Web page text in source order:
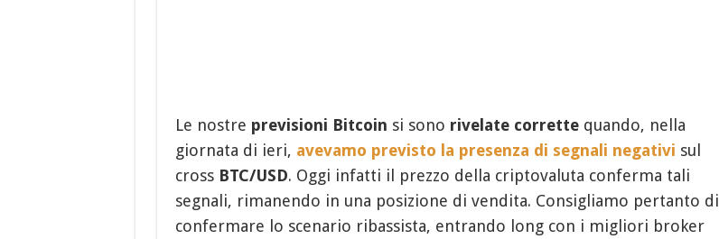
Le nostre previsioni Bitcoin si sono rivelate correttequando, nella
giornata di ieri, avevamo previsto la presenza di segnali negativi sul
cross BTC/USD. Oggi infatti il prezzo della criptovaluta conferma tali
segnali, rimanendo in una posizione di vendita. Consigliamo pertanto di
confermare lo scenario ribassista, entrando long con i migliori broker